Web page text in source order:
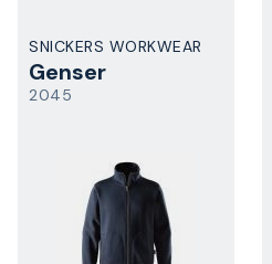
SNICKERS WORKWEAR
Genser
2045